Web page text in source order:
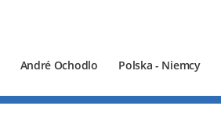
André Ochodlo Polska - Niemcy